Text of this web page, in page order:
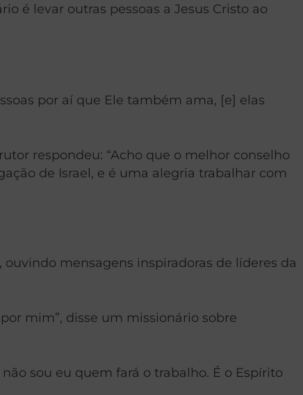
é levar outras pessoas a Jesus Cristo ao
por aí que Ele também ama, [e] elas
respondeu: “Acho que o melhor conselho
de Israel, e é uma alegria trabalhar com
mensagens inspiradoras de líderes da
mim”, disse um missionário sobre
sou eu quem fará o trabalho. É o Espírito